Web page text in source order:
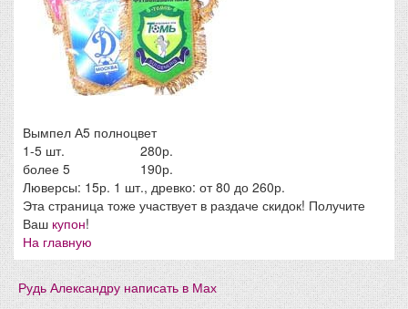
Вымпел А5 полноцвет
1-5 шт.
280р.
более 5
190р.
Люверсы: 15р. 1 шт., древко: от 80 до 260р.
Эта страница тоже участвует в раздаче скидок! Получите
Ваш купон!
На главную
Рудь Александру написать в Мах